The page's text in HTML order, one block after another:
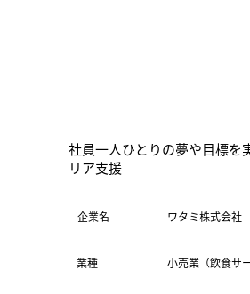
社員一人ひとりの夢や目標を
リア支援
小売業（飲食サ
業種
ワタミ株式会社
​企業名